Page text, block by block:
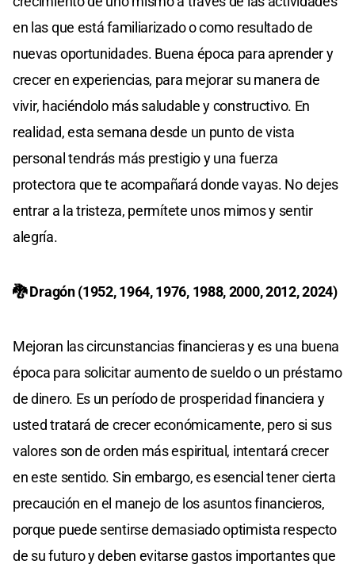
en las que está familiarizado o como resultado de
nuevas oportunidades. Buena época para aprender y
crecer en experiencias, para mejorar su manera de
vivir, haciéndolo más saludable y constructivo. En
realidad, esta semana desde un punto de vista
personal tendrás más prestigio y una fuerza
protectora que te acompañará donde vayas. No dejes
entrar a la tristeza, permítete unos mimos y sentir
alegría.
🐉 Dragón (1952, 1964, 1976, 1988, 2000, 2012, 2024)
Mejoran las circunstancias financieras y es una buena
época para solicitar aumento de sueldo o un préstamo
de dinero. Es un período de prosperidad financiera y
usted tratará de crecer económicamente, pero si sus
valores son de orden más espiritual, intentará crecer
en este sentido. Sin embargo, es esencial tener cierta
precaución en el manejo de los asuntos financieros,
porque puede sentirse demasiado optimista respecto
de su futuro y deben evitarse gastos importantes que